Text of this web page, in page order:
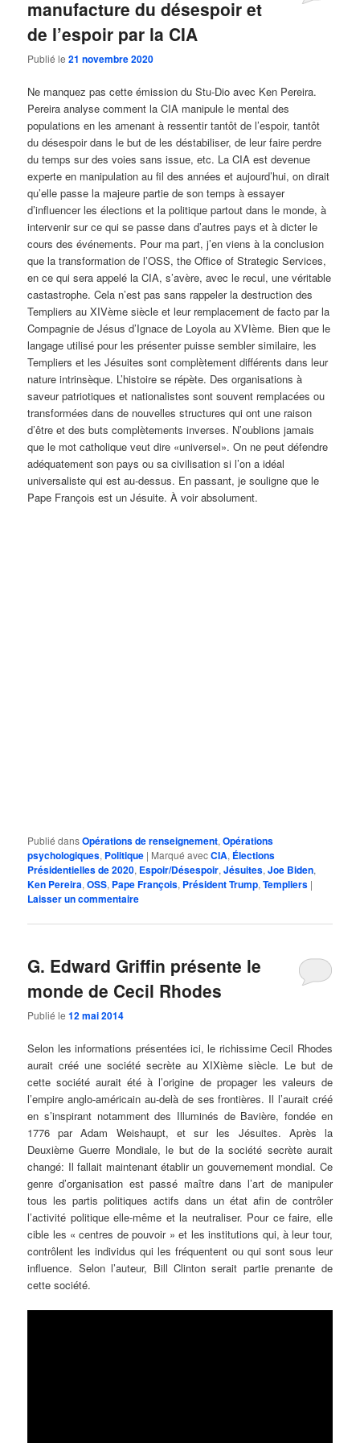
manufacture du désespoir et
de l’espoir par la CIA
Publié le21 novembre 2020
Ne manquez pas cette émission du Stu-Dio avec Ken Pereira.
Pereira analyse comment la CIA manipule le mental des
populations en les amenant à ressentir tantôt de l’espoir, tantôt
du désespoir dans le but de les déstabiliser, de leur faire perdre
du temps sur des voies sans issue, etc. La CIA est devenue
experte en manipulation au fil des années et aujourd’hui, on dirait
qu’elle passe la majeure partie de son temps à essayer
d’influencer les élections et la politique partout dans le monde, à
intervenir sur ce qui se passe dans d’autres pays et à dicter le
cours des événements. Pour ma part, j’en viens à la conclusion
que la transformation de l’OSS, the Office of Strategic Services,
en ce qui sera appelé la CIA, s’avère, avec le recul, une véritable
castastrophe. Cela n’est pas sans rappeler la destruction des
Templiers au XIVème siècle et leur remplacement de facto par la
Compagnie de Jésus d’Ignace de Loyola au XVIème. Bien que le
langage utilisé pour les présenter puisse sembler similaire, les
Templiers et les Jésuites sont complètement différents dans leur
nature intrinsèque. L’histoire se répète. Des organisations à
saveur patriotiques et nationalistes sont souvent remplacées ou
transformées dans de nouvelles structures qui ont une raison
d’être et des buts complètements inverses. N’oublions jamais
que le mot catholique veut dire «universel». On ne peut défendre
adéquatement son pays ou sa civilisation si l’on a idéal
universaliste qui est au-dessus. En passant, je souligne que le
Pape François est un Jésuite. À voir absolument.
Publié dansOpérations de renseignement,Opérations
psychologiques, Politique | Marqué avecCIA, Élections
Présidentielles de 2020, Espoir/Désespoir,Jésuites,Joe Biden,
Ken Pereira,OSS, Pape François, Président Trump,Templiers |
Laisser un commentaire
G. Edward Griffin présente le
monde de Cecil Rhodes
Publié le12 mai 2014
Selon les informations présentées ici, le richissime Cecil Rhodes
aurait créé une société secrète au XIXième siècle. Le but de
cette société aurait été à l’origine de propager les valeurs de
l’empire anglo-américain au-delà de ses frontières. Il l’aurait créé
en s’inspirant notamment des Illuminés de Bavière, fondée en
1776 par Adam Weishaupt, et sur les Jésuites. Après la
Deuxième Guerre Mondiale, le but de la société secrète aurait
changé: Il fallait maintenant établir un gouvernement mondial. Ce
genre d’organisation est passé maître dans l’art de manipuler
tous les partis politiques actifs dans un état afin de contrôler
l’activité politique elle-même et la neutraliser. Pour ce faire, elle
cible les « centres de pouvoir » et les institutions qui, à leur tour,
contrôlent les individus qui les fréquentent ou qui sont sous leur
influence. Selon l’auteur, Bill Clinton serait partie prenante de
cette société.